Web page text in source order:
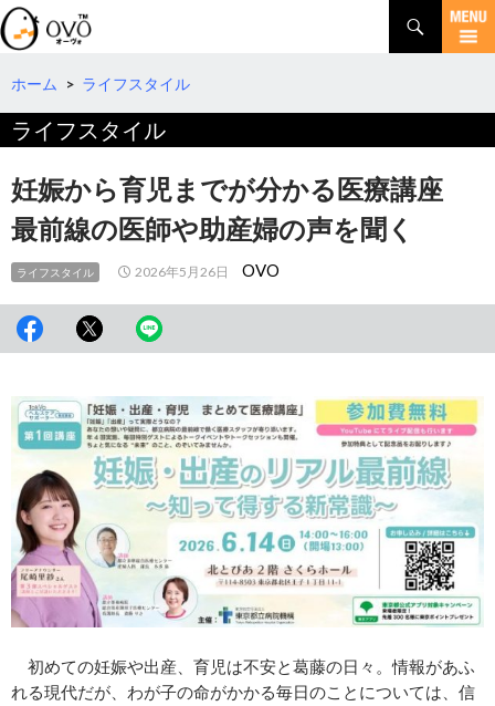
検
索
コ
テ
ツ
へ
動
ホーム > ライフスタイル
ライフスタイル
妊娠から育児までが分かる医療講座
最前線の医師や助産婦の声を聞く
ライフスタイル 2026年5月26日 OVO
初めての妊娠や出産、育児は不安と葛藤の日々。情報があふ
れる現代だが、わが子の命がかかる毎日のことについては、信